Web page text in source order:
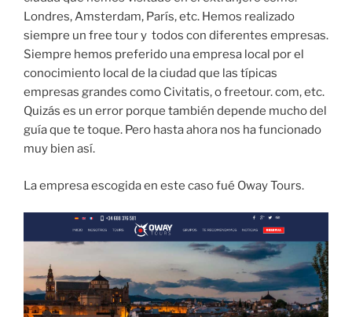
Londres, Amsterdam, París, etc. Hemos realizado
siempre un free tour y todos con diferentes empresas.
Siempre hemos preferido una empresa local por el
conocimiento local de la ciudad que las típicas
empresas grandes como Civitatis, o freetour. com, etc.
Quizás es un error porque también depende mucho del
guía que te toque. Pero hasta ahora nos ha funcionado
muy bien así.
La empresa escogida en este caso fué Oway Tours.